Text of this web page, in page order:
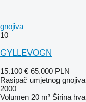
gnojiva
10
GYLLEVOGN
15.100 € 65.000 PLN
Rasipač umjetnog gnojiva
2000
Volumen 20 m³ Širina